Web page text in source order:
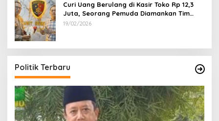
Curi Uang Berulang di Kasir Toko Rp 12,3
Juta, Seorang Pemuda Diamankan Tim
Reskrim Polsek Lenteng Sumenep
19/02/2026
Politik Terbaru